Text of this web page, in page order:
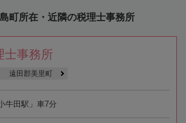
町所在・近隣の税理士事務所
士事務所
遠田郡美里町
牛田駅」車7分